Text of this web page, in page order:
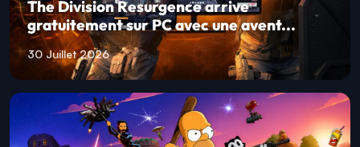
The Division Resurgence arrive
gratuitement sur PC avec une avent...
30 Juillet 2026